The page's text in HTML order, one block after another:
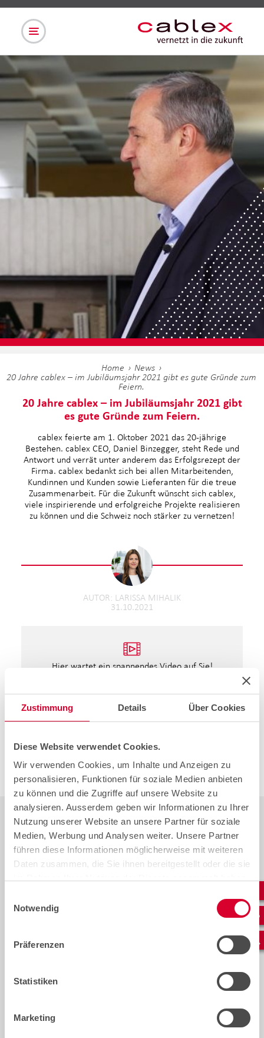
Zustimmung Details Über Cookies
Diese Website verwendet Cookies.
Wir verwenden Cookies, um Inhalte und Anzeigen zu
personalisieren, Funktionen für soziale Medien anbieten
zu können und die Zugriffe auf unsere Website zu
analysieren. Ausserdem geben wir Informationen zu Ihrer
Nutzung unserer Website an unsere Partner für soziale
Medien, Werbung und Analysen weiter. Unsere Partner
führen diese Informationen möglicherweise mit weiteren
Daten zusammen, die Sie ihnen bereitgestellt oder die sie
Notwendig
Präferenzen
Statistiken
Marketing
Home
News
20 Jahre cablex – im Jubiläumsjahr 2021 gibt es gute Gründe zum
Feiern.
20 Jahre cablex – im Jubiläumsjahr 2021 gibt
es gute Gründe zum Feiern.
cablex feierte am 1. Oktober 2021 das 20-jährige
Bestehen. cablex CEO, Daniel Binzegger, steht Rede und
Antwort und verrät unter anderem das Erfolgsrezept der
Firma. cablex bedankt sich bei allen Mitarbeitenden,
Kundinnen und Kunden sowie Lieferanten für die treue
Zusammenarbeit. Für die Zukunft wünscht sich cablex,
viele inspirierende und erfolgreiche Projekte realisieren
zu können und die Schweiz noch stärker zu vernetzen!
31.10.2021
AUTOR LARISSA MIHALIK
Hier wartet ein spannendes Video auf Sie!
Cookie-Einstellungen öffnen
20 Jahre cablex. (Medienmitteilung, 17.06.2021)
Wir gratulieren unseren
Ausbildung als Netzelektriker EFZ,